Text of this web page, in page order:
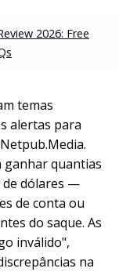
2026: Free
temas
alertas para
quantias
de dólares —
de conta ou
do saque. As
inválido",
na